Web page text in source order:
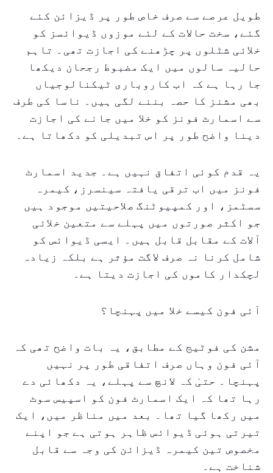
طویل عرصے سے صرف خاص طور پر ڈیزائن کئے
گئے، سخت حالات کے لئے موزوں ڈیوائسز کو
خلائی شٹلوں پر چڑھنے کی اجازت تھی۔ تاہم
حالیہ سالوں میں ایک مضبوط رجحان دیکھا
جا رہا ہے کہ اب کاروباری ٹیکنالوجیاں
بھی مشنز کا حصہ بننے لگی ہیں۔ ناسا کی طرف
سے اسمارٹ فونز کو خلا میں جانے کی اجازت
دینا واضح طور پر اس تبدیلی کو دکھاتا ہے۔
یہ قدم کوئی اتفاق نہیں ہے۔ جدید اسمارٹ
فونز میں اب ترقی یافتہ سینسرز، کیمرہ
سسٹمز، اور کمپیوٹنگ صلاحیتیں موجود ہیں
جو اکثر صورتوں میں پہلے سے متعین خلائی
آلات کے مقابل قابل ہیں۔ ایسی ڈیوائس کو
شامل کرنا نہ صرف لاگت مؤثر ہے بلکہ زیادہ
لچکدار کاموں کی اجازت دیتا ہے۔
آئی فون کیسے خلا میں پہنچا؟
مشن کی فوٹیج کے مطابق، یہ بات واضح تھی کہ
آئی فون وہاں صرف اتفاقی طور پر نہیں
پہنچا۔ حتیٰ کہ لانچ سے پہلے، یہ دکھائی دے
رہا تھا کہ ایک اسمارٹ فون کو اسپیس سوٹ
میں رکھا گیا تھا۔ بعد میں مناظر میں، ایک
تیرتی ہوئی ڈیوائس ظاہر ہوتی ہے جو اپنے
مخصوص تین کیمرہ ڈیزائن کی وجہ سے قابل
شناخت ہے۔